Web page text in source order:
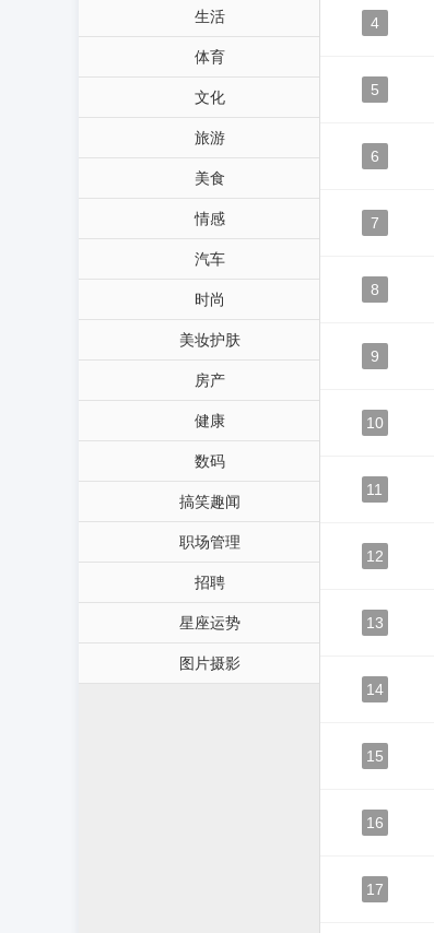
生活
体育
文化
旅游
美食
情感
汽车
时尚
美妆护肤
房产
健康
数码
搞笑趣闻
职场管理
招聘
星座运势
图片摄影
4
5
6
7
8
9
10
11
12
13
14
15
16
17